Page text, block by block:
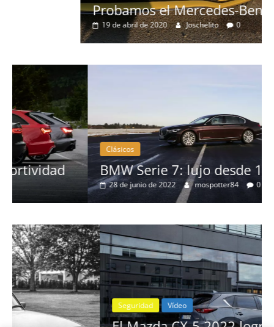
Probamos el Mercedes-Benz A200d
19 de abril de 2020 Joschelito 0
Clásicos
BMW Serie 7: lujo desde 1977
28 de junio de 2022 mospotter84 0
Seguridad Vídeo